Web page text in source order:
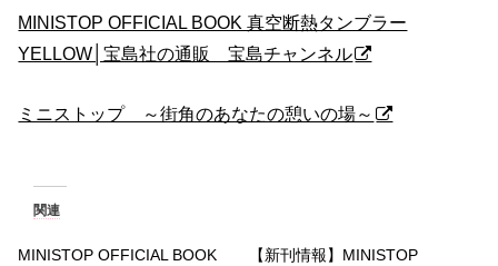
MINISTOP OFFICIAL BOOK 真空断熱タンブラー
YELLOW│宝島社の通販 宝島チャンネル
ミニストップ ～街角のあなたの憩いの場～
関連
MINISTOP OFFICIAL BOOK
【新刊情報】MINISTOP